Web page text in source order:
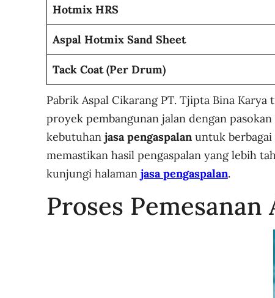
Hotmix HRS
Aspal Hotmix Sand Sheet
Tack Coat (Per Drum)
Pabrik Aspal Cikarang PT. Tjipta Bina
proyek pembangunan jalan dengan
kebutuhan jasa pengaspalanuntuk berbagai
memastikan hasil pengaspalan yang lebih
kunjungi halaman jasa pengaspalan.
Proses